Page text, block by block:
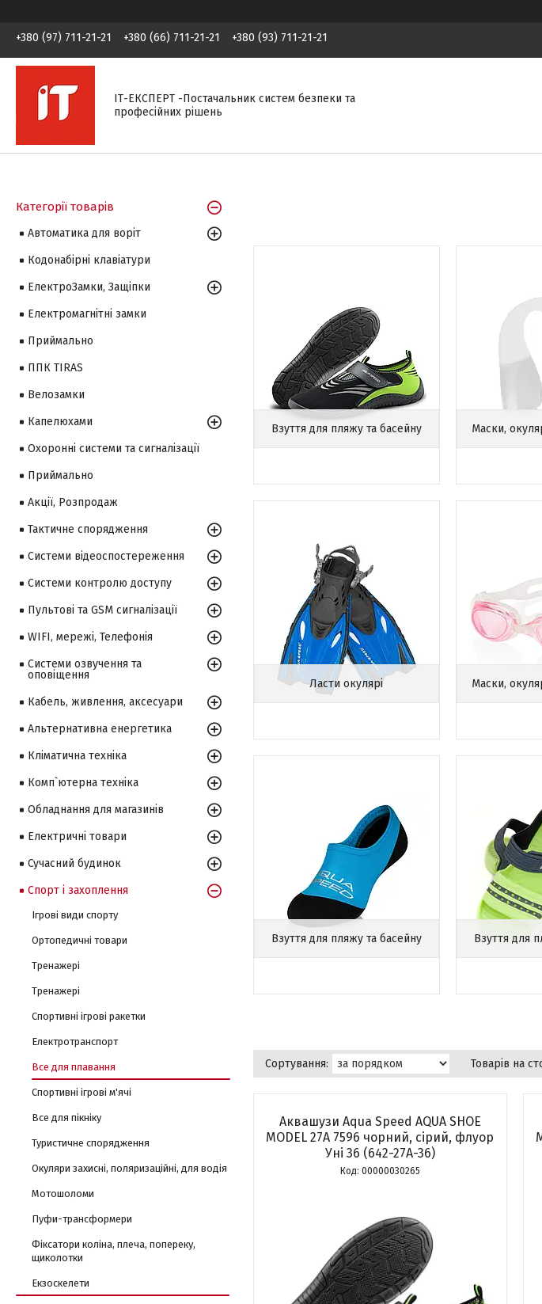
+380 (97) 711-21-21 +380 (66) 711-21-21 +380 (93) 711-21-21
ІТ-ЕКСПЕРТ -Постачальник систем безпеки та
професійних рішень
Взуття для пляжу та басейну Маски,
Ласти окулярі Маски,
Взуття для пляжу та басейну Взуття для
Аквашузи Aqua Speed ​​AQUA SHOE
MODEL 27A 7596 чорний, сірий, флуор
Уні 36 (642-27A-36)
00000030265
Категорії товарів
Автоматика для воріт
Кодонабірні клавіатури
ЕлектроЗамки, Защіпки
Електромагнітні замки
Приймально
ППК TIRAS
Велозамки
Капелюхами
Охоронні системи та сигналізації
Приймально
Акції, Розпродаж
Тактичне спорядження
Системи відеоспостереження
Системи контролю доступу
Пультові та GSM сигналізації
WIFI, мережі, Телефонія
Системи озвучення та
оповіщення
Кабель, живлення, аксесуари
Альтернативна енергетика
Кліматична техніка
Комп`ютерна техніка
Обладнання для магазинів
Електричні товари
Сучасний будинок
Спорт і захоплення
Ігрові види спорту
Ортопедичні товари
Тренажері
Тренажері
Спортивні ігрові ракетки
Електротранспорт
Все для плавання
Спортивні ігрові м'ячі
Все для пікніку
Туристичне спорядження
Окуляри захисні, поляризаційні, для водія
Мотошоломи
Пуфи-трансформери
Фіксатори коліна, плеча, попереку,
щиколотки
Екзоскелети